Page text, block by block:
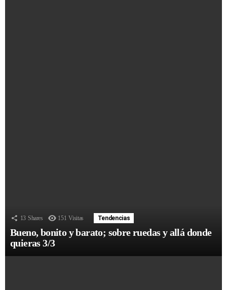
13 Shares 151 Visitas Tendencias
Bueno, bonito y barato; sobre ruedas y allá donde
quieras 3/3